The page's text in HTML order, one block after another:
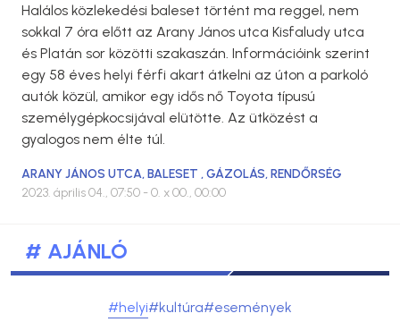
Halálos közlekedési baleset történt ma reggel, nem
sokkal 7 óra előtt az Arany János utca Kisfaludy utca
és Platán sor közötti szakaszán. Információink szerint
egy 58 éves helyi férfi akart átkelni az úton a parkoló
autók közül, amikor egy idős nő Toyota típusú
személygépkocsijával elütötte. Az ütközést a
gyalogos nem élte túl.
ARANY JÁNOS UTCA,BALESET ,GÁZOLÁS,RENDŐRSÉG
2023. április 04., 07:50 - 0. x 00., 00:00
# AJÁNLÓ
#helyi#kultúra#események